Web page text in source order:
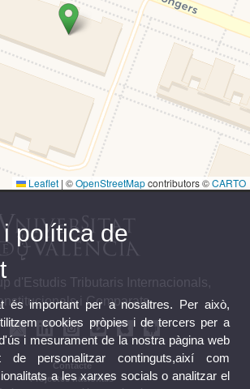
Leaflet | ©OpenStreetMapcontributors ©CARTO
d'Estudis Tributaris Internacionals,
i Comparats
Contacte
Projectes nacionals
política de
és important per a nosaltres. Per això,
cookies pròpies i de tercers per a
i mesurament de la nostra pàgina web
personalitzar continguts,així com
a les xarxes socials o analitzar el